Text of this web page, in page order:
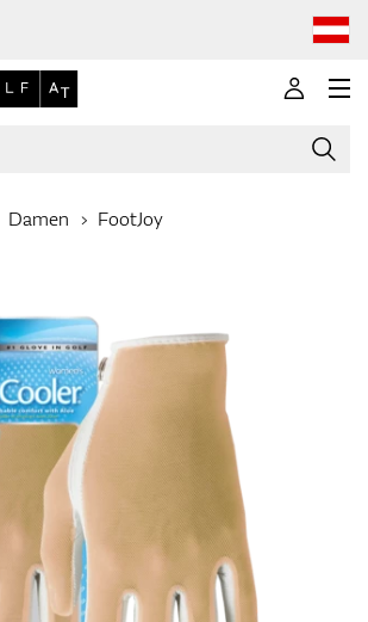
Golfschläger
Bekleidung
Handschuhe
Damen FootJoy